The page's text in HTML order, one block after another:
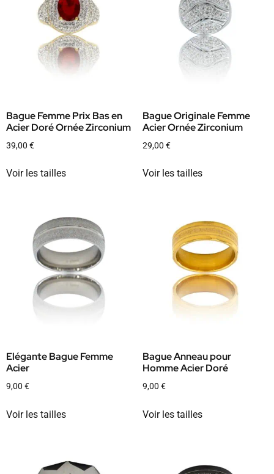
Bague Femme Prix Bas en
Acier Doré Ornée Zirconium
39,00 €
Voir les tailles
Bague Originale Femme
Acier Ornée Zirconium
29,00 €
Voir les tailles
Elégante Bague Femme
Acier
9,00 €
Voir les tailles
Bague Anneau pour
Homme Acier Doré
9,00 €
Voir les tailles